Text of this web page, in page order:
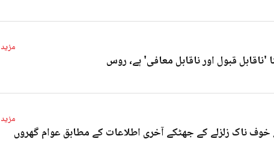
مزید
قبول اور ناقابل معافی' ہے، روس
مزید
میں 7۰3شدت کے خوف ناک زلزلے کے جھٹکے آخری اطلاعات کے مطابق عوام گھروں